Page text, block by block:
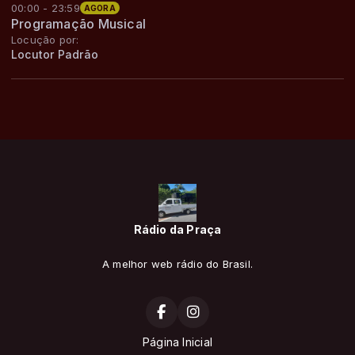
00:00 - 23:59 AGORA
Programação Musical
Locução por:
Locutor Padrão
Rádio da Praça
A melhor web rádio do Brasil.
Página Inicial